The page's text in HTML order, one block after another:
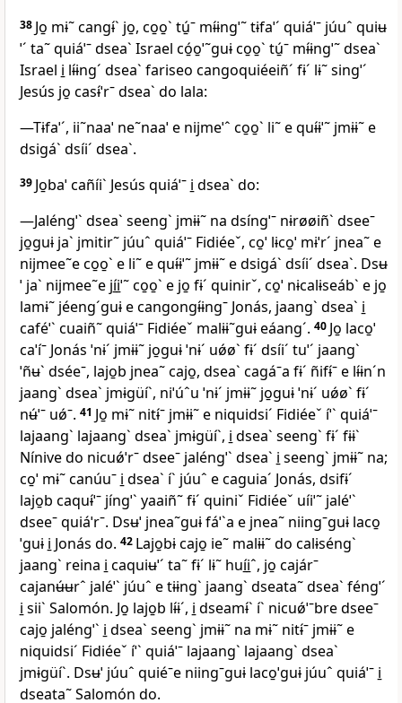
38 Jo̱ mɨ˜ cangɨ́ˋ jo̱, co̱o̱ˋ tú̱ˉ mɨ́ɨngˈ˜ tɨfaˈˊ quiáˈˉ júuˆ quiʉ
ˈˊ ta˜ quiáˈˉ dseaˋ Israel có̱o̱ˈ˜guɨ co̱o̱ˋ tú̱ˉ mɨ́ɨngˈ˜ dseaˋ
Israel i̱ lɨ́ɨngˊ dseaˋ fariseo cangoquiéeiñˊ fɨˊ lɨ˜ singˈˊ
Jesús jo̱ casɨ́ˈrˉ dseaˋ do lala:
—Tɨfaˈˊ, ii˜naaˈ ne˜naaˈ e nijmeˈˆ co̱o̱ˋ li˜ e quɨ́ɨˈ˜ jmɨɨ˜ e
dsigáˋ dsíiˊ dseaˋ.
39 Jo̱baˈ cañíiˋ Jesús quiáˈˉ i̱ dseaˋ do:
—Jaléngˈˋ dseaˋ seengˋ jmɨɨ˜ na dsíngˈˉ nɨrøøiñˋ dseeˉ
jo̱guɨ jaˋ jmitir˜ júuˆ quiáˈˉ Fidiéeˇ, co̱ˈ lɨco̱ˈ mɨˈrˊ jnea˜ e
nijmee˜e co̱o̱ˋ e li˜ e quɨ́ɨˈ˜ jmɨɨ˜ e dsigáˋ dsíiˊ dseaˋ. Dsʉ
ˈ jaˋ nijmee˜e jí̱i̱ˈ˜ co̱o̱ˋ e jo̱ fɨˊ quinirˇ, co̱ˈ nɨcalɨseábˋ e jo̱
lamɨ˜ jéengˊguɨ e cangongɨ́ɨngˉ Jonás, jaangˋ dseaˋ i̱
caféˈˋ cuaiñ˜ quiáˈˉ Fidiéeˇ malɨɨ˜guɨ eáangˊ. 40 Jo̱ laco̱ˈ
caˈíˉ Jonás ˈnɨˊ jmɨɨ˜ jo̱guɨ ˈnɨˊ uǿøˋ fɨˊ dsíiˊ tuˈˊ jaangˋ
ˈñʉˋ dséeˉ, lajo̱b jnea˜ cajo̱, dseaˋ cagáˉa fɨˊ ñifɨ́ˉ e lɨ́ɨnˊn
jaangˋ dseaˋ jmɨgüíˋ, niˈúˆu ˈnɨˊ jmɨɨ˜ jo̱guɨ ˈnɨˊ uǿøˋ fɨˊ
nʉ́ˈˉ uǿˉ. 41 Jo̱ mɨ˜ nitɨ́ˉ jmɨɨ˜ e niquidsiˊ Fidiéeˇ íˈˋ quiáˈˉ
lajaangˋ lajaangˋ dseaˋ jmɨgüíˋ, i̱ dseaˋ seengˋ fɨˊ fɨɨˋ
Nínive do nicuǿˈrˉ dseeˉ jaléngˈˋ dseaˋ i̱ seengˋ jmɨɨ˜ na;
co̱ˈ mɨ˜ canúuˉ i̱ dseaˋ íˋ júuˆ e caguiaˊ Jonás, dsifɨˊ
lajo̱b caquɨ́ˈˉ jíngˈˋ yaaiñ˜ fɨˊ quiniˇ Fidiéeˇ uíiˈ˜ jaléˈˋ
dseeˉ quiáˈrˉ. Dsʉˈ jnea˜guɨ fáˈˋa e jnea˜ niingˉguɨ laco̱
ˈguɨ i̱ Jonás do. 42 Lajo̱bɨ cajo̱ ie˜ malɨɨ˜ do calɨséngˋ
jaangˋ reina i̱ caquiʉˈˊ ta˜ fɨˊ lɨ˜ huí̱i̱ˆ, jo̱ cajárˉ
cajanʉ́ʉrˆ jaléˈˋ júuˆ e tɨɨngˋ jaangˋ dseata˜ dseaˋ féngˈˊ
i̱ siiˋ Salomón. Jo̱ lajo̱b lɨ́ɨˊ, i̱ dseamɨ́ˋ íˋ nicuǿˈˉbre dseeˉ
cajo̱ jaléngˈˋ i̱ dseaˋ seengˋ jmɨɨ˜ na mɨ˜ nitɨ́ˉ jmɨɨ˜ e
niquidsiˊ Fidiéeˇ íˈˋ quiáˈˉ lajaangˋ lajaangˋ dseaˋ
jmɨgüíˋ. Dsʉˈ júuˆ quiéˉe niingˉguɨ laco̱ˈguɨ júuˆ quiáˈˉ i̱
dseata˜ Salomón do.